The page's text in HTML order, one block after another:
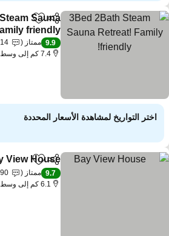
مشاركةfavorites
friendly!
مشاهدة الأسعار
9.9 ممتاز
14
7.4 كم إلى وسط المدينة
اختر التواريخ لمشاهدة الأسعار المحددة
مشاركةfavorites
View House
9.7 ممتاز
90
6.1 كم إلى وسط المدينة